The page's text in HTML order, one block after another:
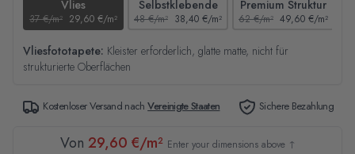
Vlies
37 €/m² 29,60 €/m²
Selbstklebende
48 €/m² 38,40 €/m²
Premium Struktur
62 €/m² 49,60 €/m²
Vliesfototapete: Kleister erforderlich, glatte matte, nicht für
strukturierte Oberflächen
Kostenloser Versand nachVereinigte Staaten Sichere Bezahlung
Von 29,60 €/m² Enter your dimensions above ↑